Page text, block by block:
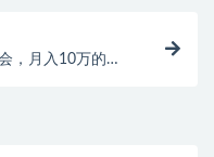
，月入10万的永